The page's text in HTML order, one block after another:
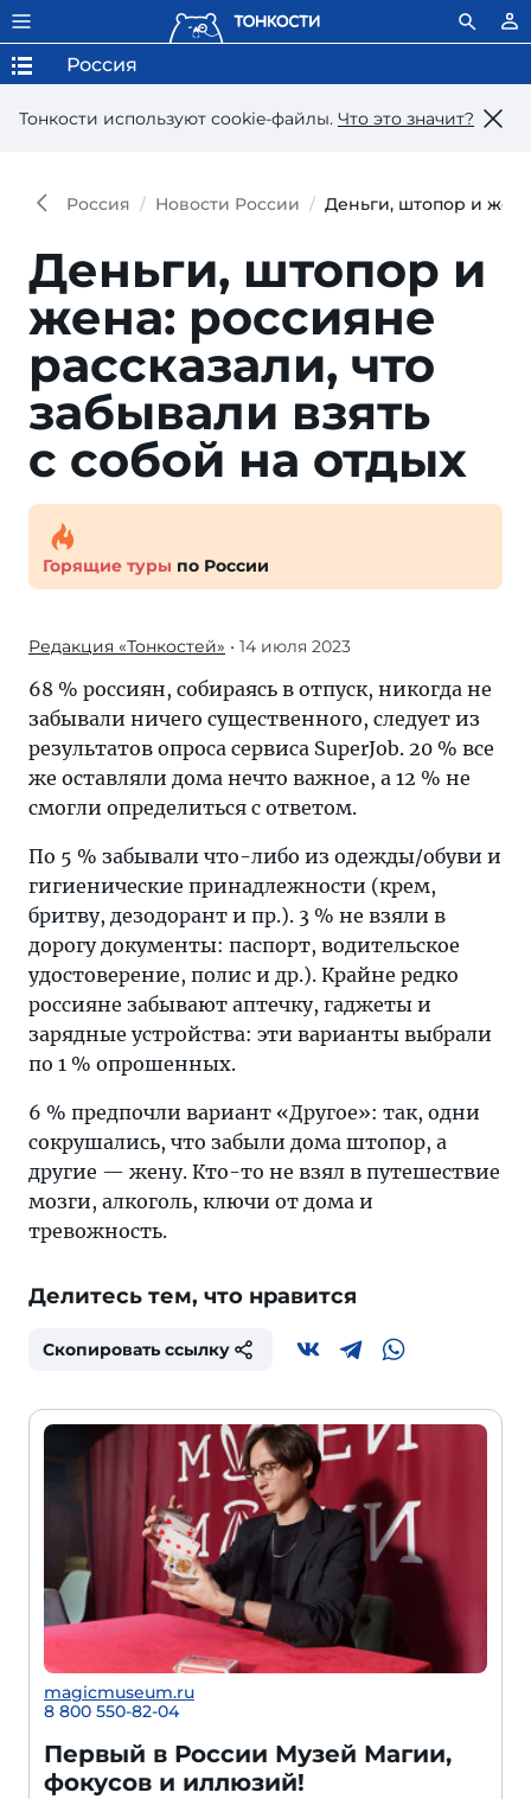
Тонкости используют сookie-файлы. Что это значит?
Россия
Россия Новости России Деньги, штопор и
Деньги, штопор и
жена: россияне
рассказали, что
забывали взять
с собой на отдых
Горящие туры по России
Редакция «Тонкостей» • 14 июля 2023
68 % россиян, собираясь в отпуск, никогда не
забывали ничего существенного, следует из
результатов опроса сервиса SuperJob. 20 % все
же оставляли дома нечто важное, а 12 % не
смогли определиться с ответом.
По 5 % забывали что-либо из одежды/обуви и
гигиенические принадлежности (крем,
бритву, дезодорант и пр.). 3 % не взяли в
дорогу документы: паспорт, водительское
удостоверение, полис и др.). Крайне редко
россияне забывают аптечку, гаджеты и
зарядные устройства: эти варианты выбрали
по 1 % опрошенных.
6 % предпочли вариант «Другое»: так, одни
сокрушались, что забыли дома штопор, а
другие — жену. Кто-то не взял в путешествие
мозги, алкоголь, ключи от дома и
тревожность.
Делитесь тем, что нравится
Скопировать ссылку
magicmuseum.ru
8 800 550-82-04
Первый в России Музей Магии,
фокусов и иллюзий!